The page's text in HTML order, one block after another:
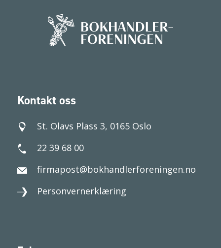
Kontakt oss
St. Olavs Plass 3, 0165 Oslo
22 39 68 00
firmapost@bokhandlerforeningen.no
Personvernerklæring